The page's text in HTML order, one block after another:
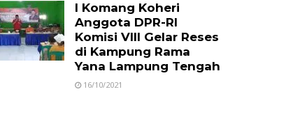
I Komang Koheri
Anggota DPR-RI
Komisi VIII Gelar Reses
di Kampung Rama
Yana Lampung Tengah
16/10/2021